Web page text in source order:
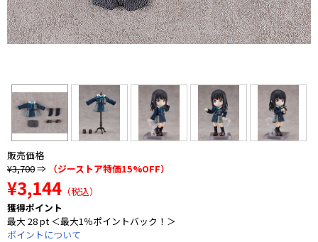
販売価格
¥3,700⇒ （ジーストア特価15%OFF）
¥3,144 （税込）
獲得ポイント
最大 28 pt ＜最大1％ポイントバック！＞
ポイントについて